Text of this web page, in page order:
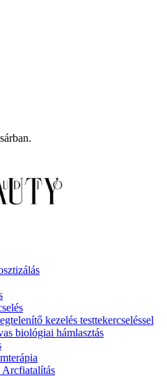
kezelés testtekercseléssel
biológiai hámlasztás
Arcfiatalítás